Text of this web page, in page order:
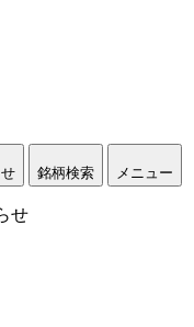
銘柄検索 メニュー
せ